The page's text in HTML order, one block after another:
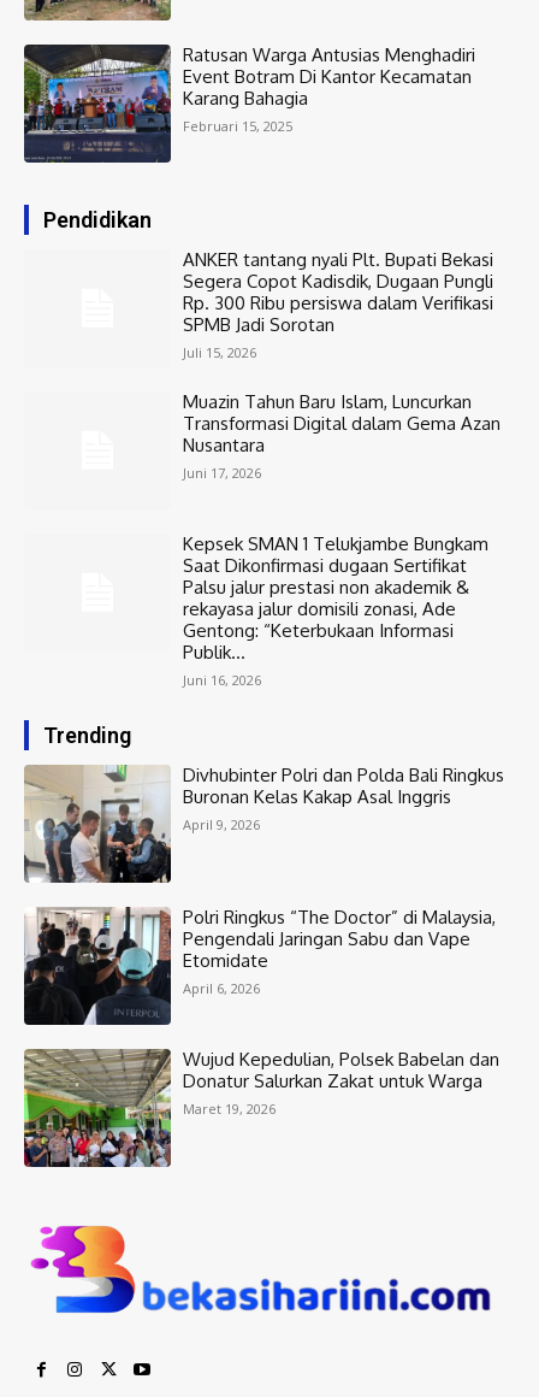
Ratusan Warga Antusias Menghadiri
Event Botram Di Kantor Kecamatan
Karang Bahagia
Februari 15, 2025
Pendidikan
ANKER tantang nyali Plt. Bupati Bekasi
Segera Copot Kadisdik, Dugaan Pungli
Rp. 300 Ribu persiswa dalam Verifikasi
SPMB Jadi Sorotan
Juli 15, 2026
Muazin Tahun Baru Islam, Luncurkan
Transformasi Digital dalam Gema Azan
Nusantara
Juni 17, 2026
Kepsek SMAN 1 Telukjambe Bungkam
Saat Dikonfirmasi dugaan Sertifikat
Palsu jalur prestasi non akademik &
rekayasa jalur domisili zonasi, Ade
Gentong: “Keterbukaan Informasi
Publik...
Juni 16, 2026
Trending
Divhubinter Polri dan Polda Bali Ringkus
Buronan Kelas Kakap Asal Inggris
April 9, 2026
Polri Ringkus “The Doctor” di Malaysia,
Pengendali Jaringan Sabu dan Vape
Etomidate
April 6, 2026
Wujud Kepedulian, Polsek Babelan dan
Donatur Salurkan Zakat untuk Warga
Maret 19, 2026